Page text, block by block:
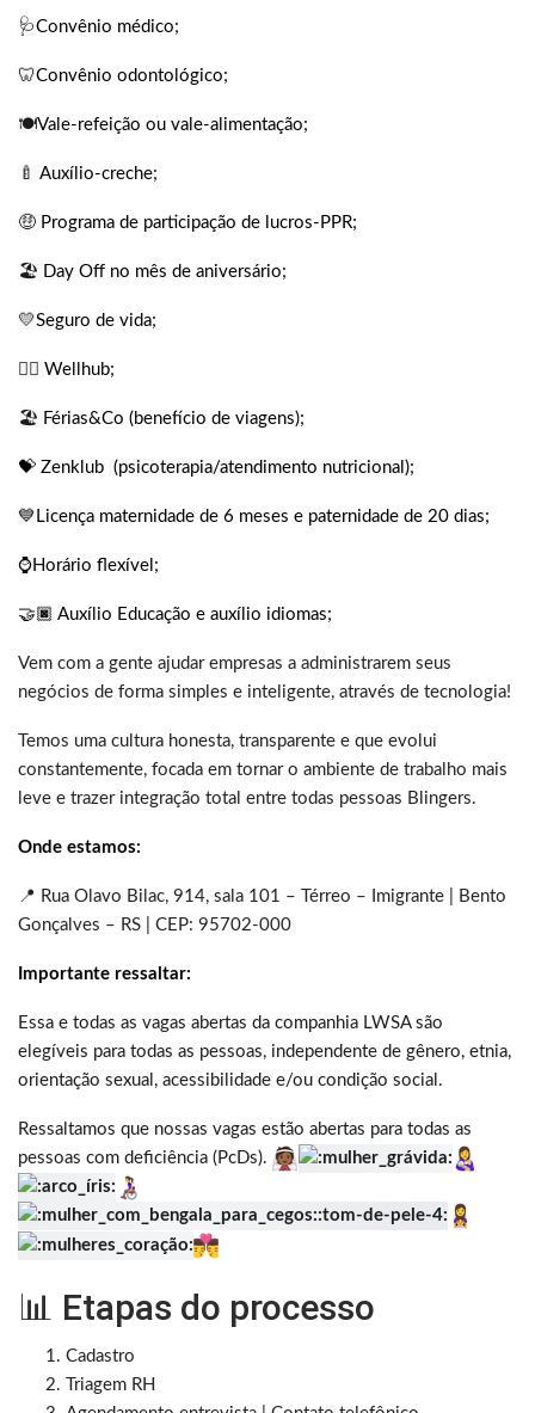
🩺Convênio médico;
🦷Convênio odontológico;
🍽️Vale-refeição ou vale-alimentação;
🍼 Auxílio-creche;
🤑 Programa de participação de lucros-PPR;
🏖️ Day Off no mês de aniversário;
💛Seguro de vida;
Wellhub;
🏖️ Férias&Co (benefício de viagens);
💝 Zenklub (psicoterapia/atendimento nutricional);
💙 Licença maternidade de 6 meses e paternidade de 20 dias;
⌚Horário flexível;
🤝🏿 Auxílio Educação e auxílio idiomas;
Vem com a gente ajudar empresas a administrarem seus
negócios de forma simples e inteligente, através de tecnologia!
Temos uma cultura honesta, transparente e que evolui
constantemente, focada em tornar o ambiente de trabalho mais
leve e trazer integração total entre todas pessoas Blingers.
Onde estamos:
📍 Rua Olavo Bilac, 914, sala 101 – Térreo – Imigrante | Bento
Gonçalves – RS | CEP: 95702-000
Importante ressaltar:
Essa e todas as vagas abertas da companhia LWSA são
elegíveis para todas as pessoas, independente de gênero, etnia,
orientação sexual, acessibilidade e/ou condição social.
Ressaltamos que nossas vagas estão abertas para todas as
pessoas com deficiência (PcDs).
📊 Etapas do processo
Cadastro
Triagem RH